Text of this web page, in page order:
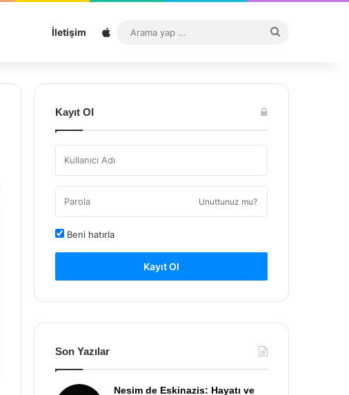
İletişim Sitemap
...
Kayıt Ol
Unuttunuz mu?
Beni hatırla
Kayıt Ol
Son Yazılar
Nesim de Eskinazis: Hayatı ve